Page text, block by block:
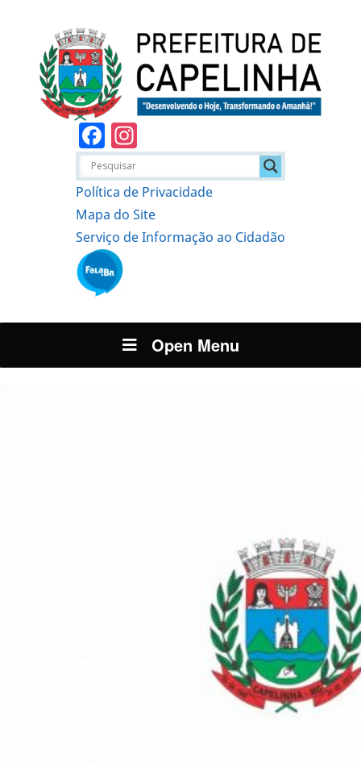
Facebook
Política de Privacidade
Mapa do Site
Serviço de Informação ao Cidadão
Open Menu